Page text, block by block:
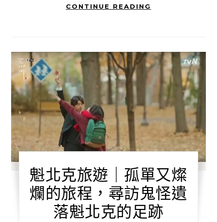
CONTINUE READING
魁北克旅遊｜孤單又燦
爛的旅程，尋訪鬼怪遺
落魁北克的足跡